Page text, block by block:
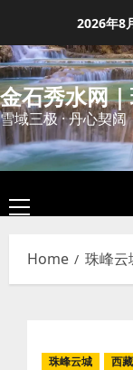
content
2026年8
金石秀水网
雪域三极 · 丹心契阔
Primary
Menu
Home 珠峰云
珠峰云城 西